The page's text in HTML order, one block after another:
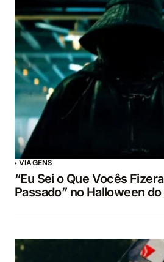
VIAGENS
“Eu Sei o Que Vocês
Passado” no Halloween